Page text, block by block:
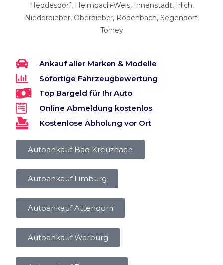
Heddesdorf, Heimbach-Weis, Innenstadt, Irlich,
Niederbieber, Oberbieber, Rodenbach, Segendorf,
Torney
Ankauf aller Marken & Modelle
Sofortige Fahrzeugbewertung
Top Bargeld für Ihr Auto
Online Abmeldung kostenlos
Kostenlose Abholung vor Ort
Autoankauf Bad Kreuznach
Autoankauf Limburg
Autoankauf Attendorn
Autoankauf Warburg